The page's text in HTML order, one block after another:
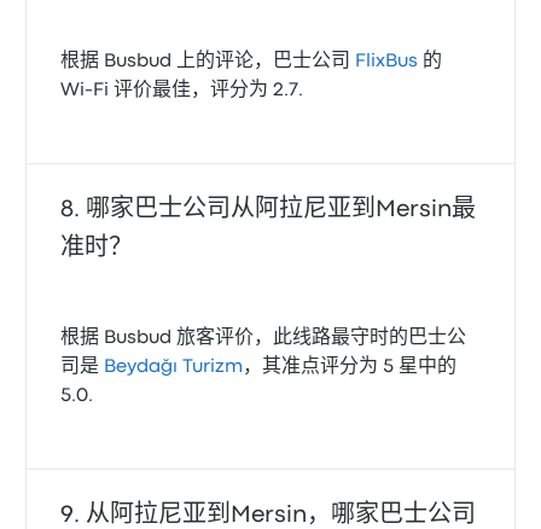
根据 Busbud 上的评论，巴士公司 FlixBus 的
Wi‑Fi 评价最佳，评分为 2.7.
哪家巴士公司从阿拉尼亚到Mersin最
准时？
根据 Busbud 旅客评价，此线路最守时的巴士公
司是 Beydağı Turizm ，其准点评分为 5 星中的
5.0.
从阿拉尼亚到Mersin，哪家巴士公司